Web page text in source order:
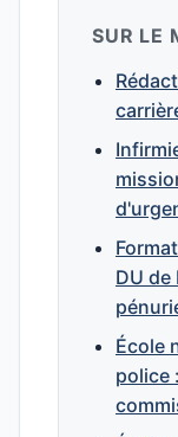
SUR LE
DU de
École
police